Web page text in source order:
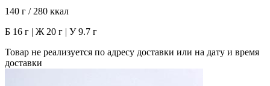
140 г / 280 ккал
Б 16 г | Ж 20 г | У 9.7 г
Товар не реализуется по адресу доставки или на дату и время
доставки